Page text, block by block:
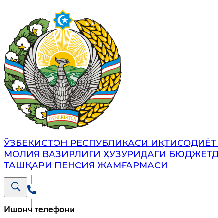
ЎЗБЕКИСТОН РЕСПУБЛИКАСИ ИҚТИСОДИЁТ
МОЛИЯ ВАЗИРЛИГИ ҲУЗУРИДАГИ
ТАШҚАРИ ПЕНСИЯ ЖАМҒАРМАСИ
Ишонч телефони